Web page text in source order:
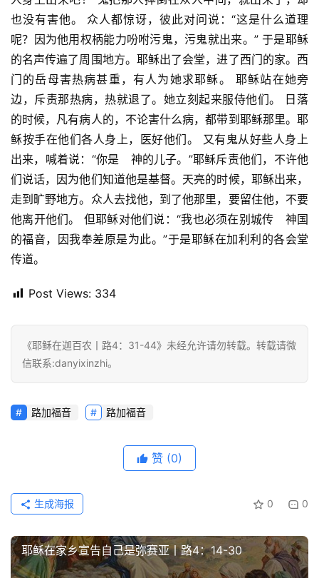
首
日
拜
题
赞
敬
拜
也没有害他。 众人都惊讶，彼此对问说：“这是什么道理
呢？因为他用权柄能力吩咐污鬼，污鬼就出来。” 于是耶稣
的名声传遍了周围地方。耶稣出了会堂，进了西门的家。西
门的岳母害热病甚重，有人为她求耶稣。 耶稣站在她旁
边，斥责那热病，热就退了。她立刻起来服侍他们。 日落
的时候，凡有病人的，不论害什么病，都带到耶稣那里。耶
稣按手在他们各人身上，医好他们。 又有鬼从好些人身上
出来，喊着说：“你是　神的儿子。”耶稣斥责他们，不许他
们说话，因为他们知道他是基督。天亮的时候，耶稣出来，
走到旷野地方。众人去找他，到了他那里，要留住他，不要
他离开他们。 但耶稣对他们说：“我也必须在别城传　神国
的福音，因我奉差原是为此。”于是耶稣在加利利的各会堂
传道。
Post Views: 334
《耶稣在迦百农丨路4：31-44》未经允许请勿转载。转载请微
信联系:danyixinzhi。
路加福音 路加福音
赞 (0)
0 0
生成海报
耶稣在家乡宣告自己是弥赛亚丨路4：14-30